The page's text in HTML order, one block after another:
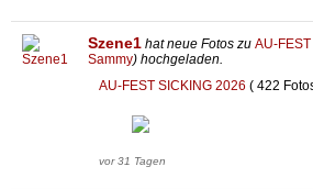
Szene1 hat neue Fotos zu AU-
Sammy) hochgeladen.
AU-FEST SICKING 2026 ( 422
vor 31 Tagen